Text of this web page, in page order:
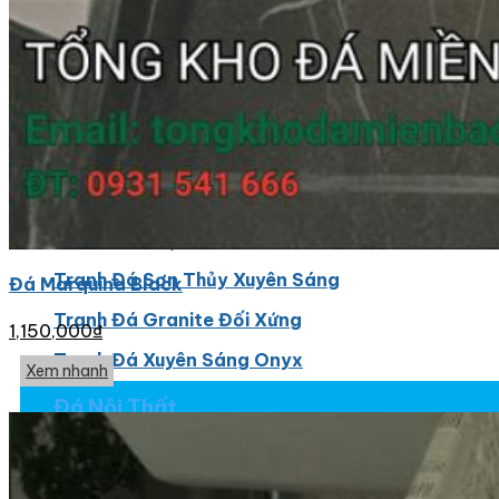
Đá Ốp Cột
Đá Ốp Thang Máy
Đá Ốp Bếp
Đá Ốp Bếp Tự Nhiên
Tranh đá
Tranh Đá Marble Đối Xứng
Tranh Đá Sơn Thủy Xuyên Sáng
Tranh Đá Granite Đối Xứng
Tranh Đá Xuyên Sáng Onyx
Đá Nội Thất
Chậu Lavabo Đá
Mặt Bàn Lavabo Đá
Đá Marquina Black
1,150,000₫
Xem nhanh